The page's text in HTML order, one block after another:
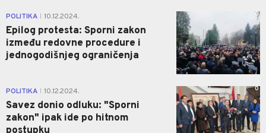
POLITIKA 10.12.2024.
Epilog protesta: Sporni zakon
između redovne procedure i
jednogodišnjeg ograničenja
0
POLITIKA 10.12.2024.
Savez donio odluku: "Sporni
zakon" ipak ide po hitnom
0